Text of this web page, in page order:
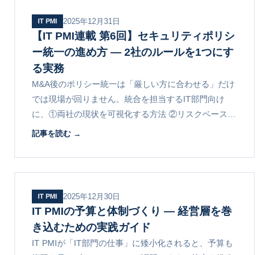
IT PMI 2025年12月31日
【IT PMI連載 第6回】セキュリティポリシ
ー統一の進め方 ― 2社のルールを1つにす
る実務
M&A後のポリシー統一は「厳しい方に合わせる」だけ
では現場が回りません。統合を担当するIT部門向け
に、①両社の現状を可視化する方法 ②リスクベースの
優先順位づけ ③段階的な適用と社員への伝え方を解説
記事を読む →
IT PMI 2025年12月30日
IT PMIの予算と体制づくり ― 経営層を巻
き込むための実践ガイド
IT PMIが「IT部門の仕事」に矮小化されると、予算も